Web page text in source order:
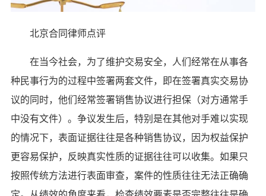
北京合同律师点评
在当今社会，为了维护交易安全，人们经常在从事各
种民事行为的过程中签署两套文件，即在签署真实交易协
议的同时，他们经常签署销售协议进行担保（对方通常手
中没有文件）。争议发生后，特别是在其他对手难以实现
的情况下，表面证据往往是各种销售协议，因为权益保护
更容易保护，反映真实性质的证据往往可以收集。如果只
按照传统方法进行表面审查，案件的性质往往无法正确确